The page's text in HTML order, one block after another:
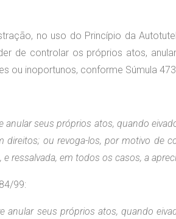
no uso do Princípio da
de controlar os próprios atos,
ou inoportunos, conforme Súmula
anular seus próprios atos, quando
direitos; ou revoga-los, por motivo de
ressalvada, em todos os casos, a
99:
anular seus próprios atos, quando